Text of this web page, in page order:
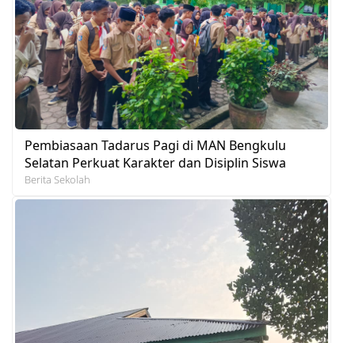
Pembiasaan Tadarus Pagi di MAN Bengkulu
Selatan Perkuat Karakter dan Disiplin Siswa
Berita Sekolah